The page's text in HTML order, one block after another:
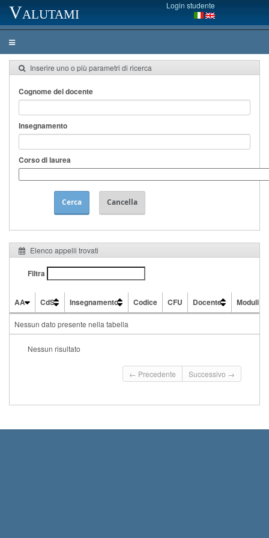
Valutami Login studente
Inserire uno o più parametri di ricerca
Cognome del docente
Insegnamento
Corso di laurea
Cerca Cancella
Elenco appelli trovati
Filtra
AA CdS Insegnamento Codice CFU Docente
Moduli
Nessun dato presente nella tabella
Nessun risultato
← Precedente Successivo →